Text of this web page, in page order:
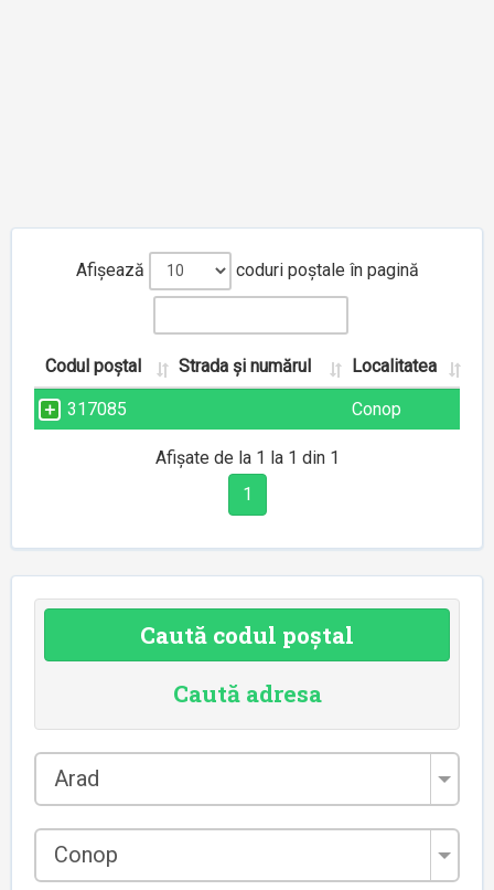
Afișează coduri poștale în pagină
Codul poștal Strada și numărul Localitatea
317085 Conop
Afișate de la 1 la 1 din 1
1
Caută codul poștal
Caută adresa
Județul
Arad
Localitatea
Conop